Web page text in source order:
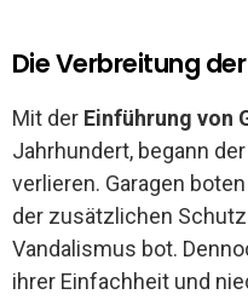
Die Verbreitung
Mit der Einführung von
Jahrhundert, begann
verlieren. Garagen
der zusätzlichen
Vandalismus bot.
ihrer Einfachheit und